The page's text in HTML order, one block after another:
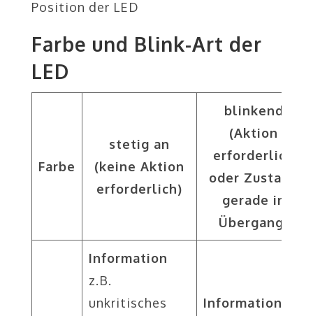
Position der LED
Farbe und Blink-Art der
LED
Farbe
stetig an
(keine Aktion
erforderlich)
blinkend
(Aktion
erforderlich
oder Zustand
gerade in
Übergang)
Information
z.B.
unkritisches
Information